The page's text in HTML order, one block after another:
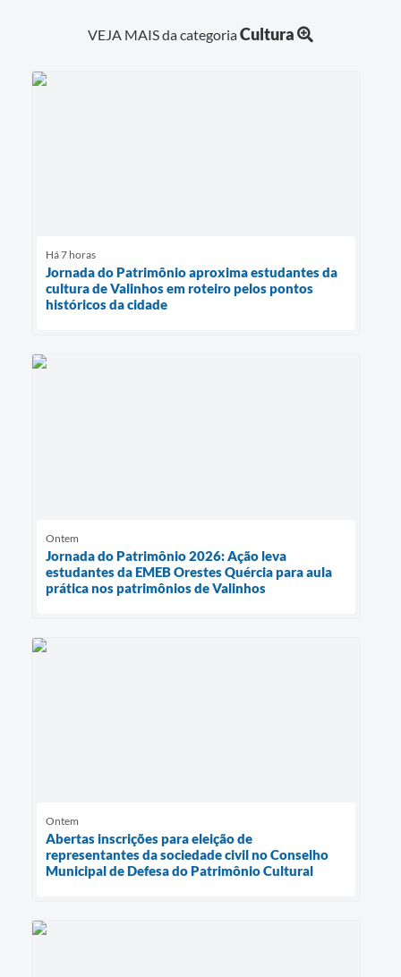
VEJA MAIS da categoriaCultura
Há 7 horas
Jornada do Patrimônio aproxima estudantes da
cultura de Valinhos em roteiro pelos pontos
históricos da cidade
Ontem
Jornada do Patrimônio 2026: Ação leva
estudantes da EMEB Orestes Quércia para aula
prática nos patrimônios de Valinhos
Ontem
Abertas inscrições para eleição de
representantes da sociedade civil no Conselho
Municipal de Defesa do Patrimônio Cultural